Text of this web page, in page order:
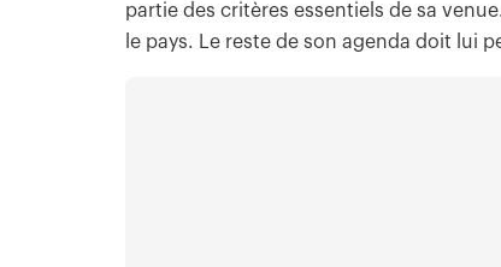
partie des critères essentiels de sa
le pays. Le reste de son agenda doit lui